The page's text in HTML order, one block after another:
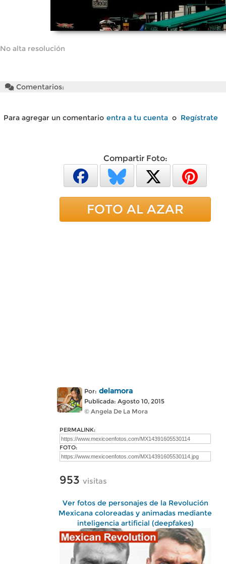
No alta resolución
Comentarios:
Para agregar un comentario entra a tu cuenta o Regístrate
Compartir Foto:
FOTO AL AZAR
Por: delamora
Publicada: Agosto 10, 2015
© Angela De La Mora
PERMALINK:
FOTO:
953 visitas
Ver fotos de personajes de la Revolución
Mexicana coloreadas y animadas mediante
inteligencia artificial (deepfakes)